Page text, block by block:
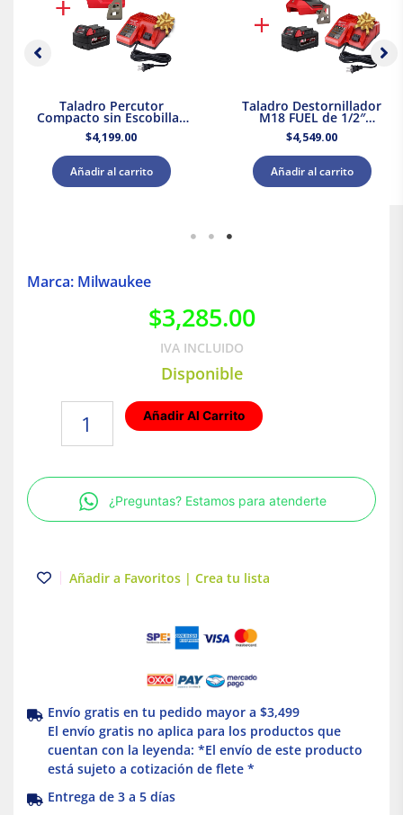
Taladro Percutor
Compacto sin Escobillas
M18 Milwaukee 3602-20 +
Kit Batería y Cargador
$4,199.00
Añadir al carrito
Taladro Destornillador
M18 FUEL de 1/2″
Milwaukee 2903-20 + Kit
Bateria y Cargador
$4,549.00
Añadir al carrito
Marca: Milwaukee
$3,285.00
IVA INCLUIDO
Disponible
conductos
hierro
EMT
de
Milwaukee
Añadir Al Carrito
¿Preguntas? Estamos para atenderte
Añadir a Favoritos | Crea tu lista
Envío gratis en tu pedido mayor a $3,499
El envío gratis no aplica para los productos que
cuentan con la leyenda: *El envío de este producto
está sujeto a cotización de flete *
Entrega de 3 a 5 días